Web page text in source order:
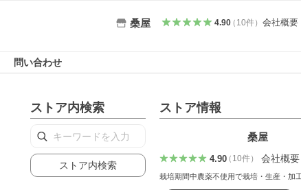
桑屋 4.90（ 10件） 会社概要
問い合わせ
ストア内検索
ストア内検索
ストア情報
桑屋
4.90（ 10件） 会社概要
栽培期間中農薬不使用で栽培・生産・加